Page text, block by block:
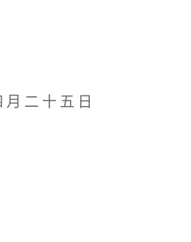
月 二 十 五 日